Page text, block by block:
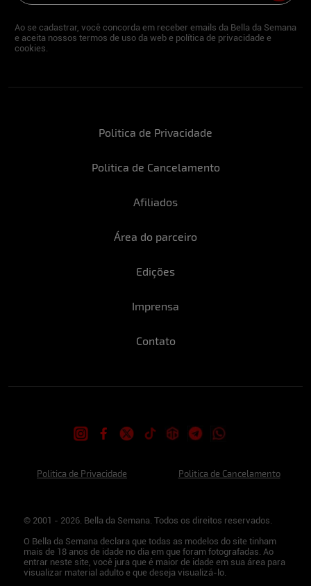
Politica de Privacidade
Politica de Cancelamento
Afiliados
Área do parceiro
Edições
Imprensa
Contato
Ao se cadastrar, você concorda em receber emails da Bella da Semana
e aceita nossos termos de uso da web e política de privacidade e
cookies.
Politica de Privacidade Politica de Cancelamento
© 2001 - 2026. Bella da Semana. Todos os direitos reservados.
O Bella da Semana declara que todas as modelos do site tinham
mais de 18 anos de idade no dia em que foram fotografadas. Ao
entrar neste site, você jura que é maior de idade em sua área para
visualizar material adulto e que deseja visualizá-lo.